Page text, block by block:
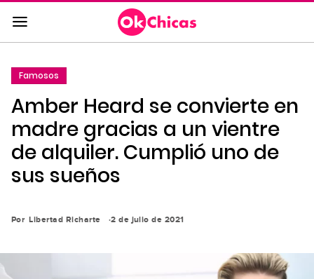
Saltar
al
contenido
a
la
navegación
principal
Famosos
Amber Heard se convierte en
madre gracias a un vientre
de alquiler. Cumplió uno de
sus sueños
Por Libertad Richarte 2 de julio de 2021